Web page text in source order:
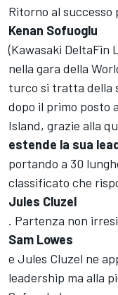
Ritorno al successo
Kenan Sofuoglu
(Kawasaki DeltaFin
nella gara della
turco si tratta della
dopo il primo posto
Island, grazie alla
estende la sua
portando a 30
classificato che
Jules Cluzel
. Partenza non
Sam Lowes
e Jules Cluzel ne
leadership ma alla